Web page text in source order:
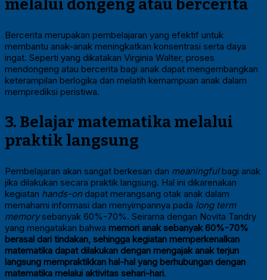
melalui dongeng atau bercerita
Bercerita merupakan pembelajaran yang efektif untuk
membantu anak-anak meningkatkan konsentrasi serta daya
ingat. Seperti yang dikatakan Virginia Walter, proses
mendongeng atau bercerita bagi anak dapat mengembangkan
keterampilan berlogika dan melatih kemampuan anak dalam
memprediksi peristiwa.
3. Belajar matematika melalui
praktik langsung
Pembelajaran akan sangat berkesan dan meaningfulbagi anak
jika dilakukan secara praktik langsung. Hal ini dikarenakan
kegiatan hands-on dapat merangsang otak anak dalam
memahami informasi dan menyimpannya pada long term
memorysebanyak 60%-70%. Seirama dengan Novita Tandry
yang mengatakan bahwa memori anak sebanyak 60%-70%
berasal dari tindakan, sehingga kegiatan memperkenalkan
matematika dapat dilakukan dengan mengajak anak terjun
langsung mempraktikkan hal-hal yang berhubungan dengan
matematika melalui aktivitas sehari-hari.